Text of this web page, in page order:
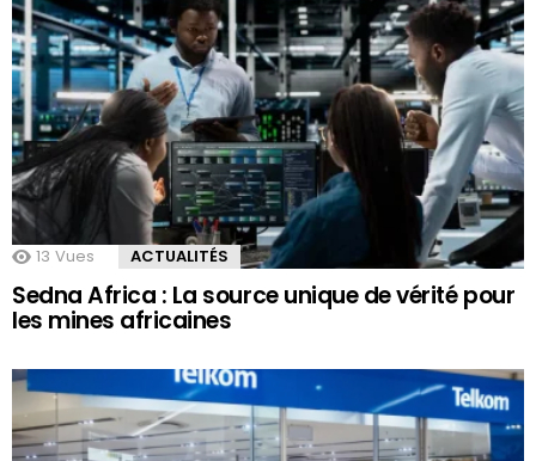
13 Vues ACTUALITÉS
Sedna Africa : La source unique de vérité pour
les mines africaines